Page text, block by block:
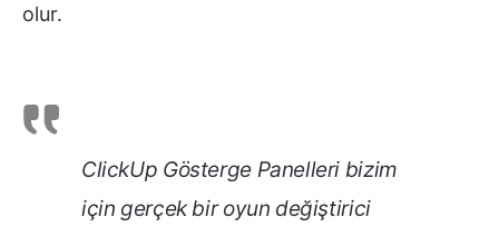
olur.
ClickUp Gösterge Panelleri bizim
için gerçek bir oyun değiştirici